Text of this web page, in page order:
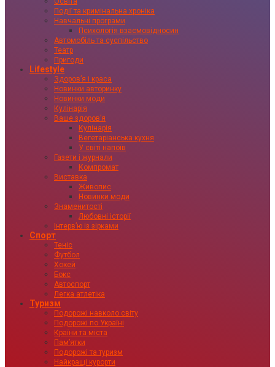
Події та кримінальна хроніка
Навчальні програми
Психологія взаємовідносин
Автомобіль та суспільство
Театр
Пригоди
Lifestyle
Здоровʼя і краса
Новинки авторинку
Новинки моди
Кулінарія
Ваше здоровʼя
Кулінарія
Вегетаріанська кухня
У світі напоїв
Газети і журнали
Компромат
Виставка
Живопис
Новинки моди
Знаменитості
Любовні історії
Інтервʼю із зірками
Спорт
Теніс
Футбол
Хокей
Бокс
Автоспорт
Легка атлетіка
Туризм
Подорожі навколо світу
Подорожі по Україні
Країни та міста
Пам’ятки
Подорожі та туризм
Найкращі курорти